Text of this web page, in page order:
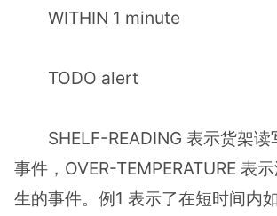
WITHIN 1 minute
TODO alert
SHELF-READING 表示货架读
事件，OVER-TEMPERATURE 表
生的事件。例1 表示了在短时间内